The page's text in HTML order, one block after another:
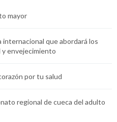
mayor
que abordará los
y envejecimiento
por tu salud
regional de cueca del adulto